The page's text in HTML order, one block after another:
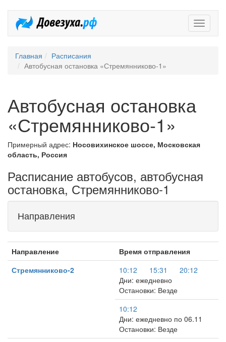
Главная
Расписания
Автобусная остановка «Стремянниково-1»
Автобусная остановка
«Стремянниково-1»
Примерный адрес: Носовихинское шоссе, Московская
область, Россия
Расписание автобусов, автобусная
остановка, Стремянниково-1
Направления
Направление
Время отправления
Стремянниково-2
10:12 15:31
20:12
Дни: ежедневно
Остановки: Везде
10:12
Дни: ежедневно по 06.11
Остановки: Везде